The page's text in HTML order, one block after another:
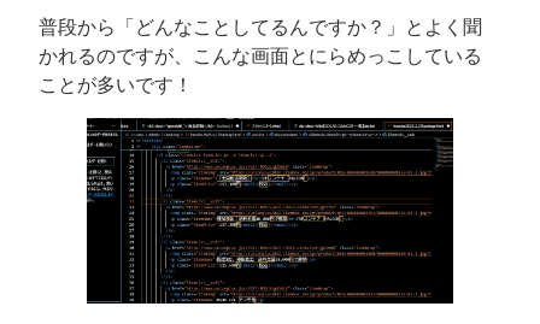
普段から「どんなことしてるんですか？」とよく聞
かれるのですが、こんな画面とにらめっこしている
ことが多いです！